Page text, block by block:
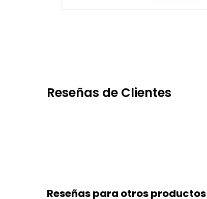
Reseñas de Clientes
Reseñas para otros productos